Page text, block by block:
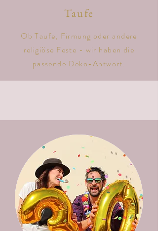
Taufe
Ob Taufe, Firmung oder andere
religiöse Feste - wir haben die
passende Deko-Antwort.